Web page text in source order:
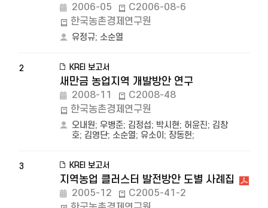
2006-05
C2006-08-6
한국농촌경제연구원
유정규; 소순열
2 KREI 보고서
새만금 농업지역 개발방안 연구
2008-11
C2008-48
한국농촌경제연구원
오내원; 우병준; 김정섭; 박시현; 허윤진; 김창
호; 김영단; 소순열; 유소이 ; 장동헌;
3 KREI 보고서
지역농업 클러스터 발전방안 도별 사례집
2005-12
C2005-41-2